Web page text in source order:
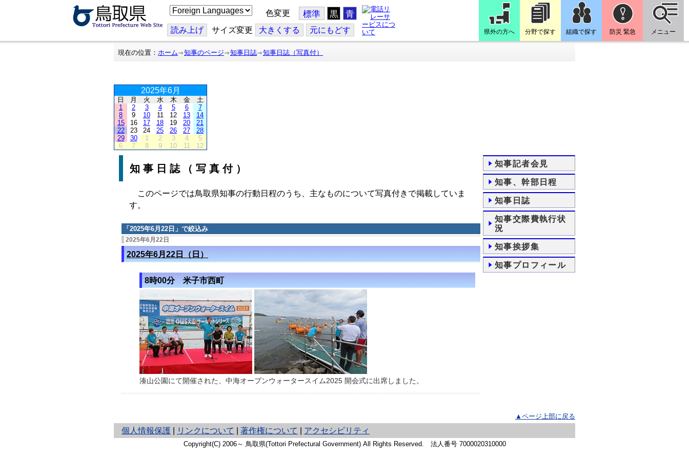
こ
の
ジ
を
翻
色変更 標準 黒 青
読み上げ サイズ変更 大きくする 元にもどす 県外の方へ 分野で探す 組織で探す 防災 緊急 メニュー
現在の位置： ホーム 知事のページ 知事日誌 知事日誌（写真付）
2025年6月
日 月 火 水 木 金
土
1
2 3 4 5 6
7
8
9 10 11 12 13
14
15
16 17 18 19 20
21
22
23 24 25 26 27
28
29
30 1 2 3 4
5
6
7 8 9 10 11 12
知事日誌（写真付）
このページでは鳥取県知事の行動日程のうち、主なものについて写真付きで掲載していま
す。
「 2025年6月22日 」で絞込み
2025年6月22日
2025年6月22日（日）
8時00分 米子市西町
湊山公園にて開催された、中海オープンウォータースイム2025 開会式に出席しました。
知事記者会見
知事、幹部日程
知事日誌
知事交際費執行状
況
知事挨拶集
知事プロフィール
▲ページ上部に戻る
個人情報保護
と
り
リンクについて 著作権について アクセシビリティ
Copyright(C) 2006～ 鳥取県(Tottori Prefectural Government) All Rights Reserved. 法人番号 7000020310000